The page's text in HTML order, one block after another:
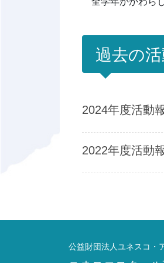
過去の
2024年度活動
2022年度活動
公益財団法人ユネスコ